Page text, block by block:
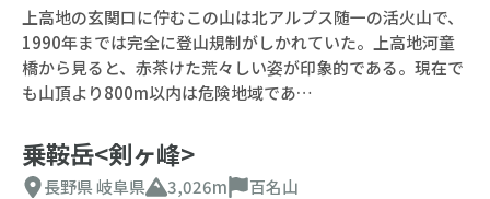
上高地の玄関口に佇むこの山は北アルプス随一の活火山で、
1990年までは完全に登山規制がしかれていた。上高地河童
橋から見ると、赤茶けた荒々しい姿が印象的である。現在で
も山頂より800m以内は危険地域であ…
乗鞍岳<剣ヶ峰>
長野県岐阜県 3,026m 百名山